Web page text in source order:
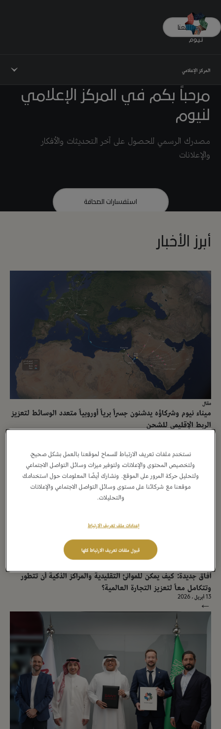
تواصل معنا
المركز الإعلامي
مرحباً بكم في المركز الإعلامي
لنيوم
مصدرك الرسمي للحصول على آخر التحديثات والأفكار
والإعلانات
استفسارات الصحافة
أبرز الأخبار
مقال
ميناء نيوم وشركاؤه يدشنون جسراً برياً أوروبياً متعدد الوسائط لتعزيز
الربط الإقليمي للشحن
آفاق جديدة: كيف يمكن للموانئ التقليدية والمراكز الذكية أن تتطور
وتتكامل معاً لتعزيز التجارة العالمية؟
13 أبريل ، 2026
→
نستخدم ملفات تعريف الارتباط للسماح لموقعنا بالعمل بشكل صحيح،
ولتخصيص المحتوى والإعلانات، ولتوفير ميزات وسائل التواصل الاجتماعي
ولتحليل حركة المرور على الموقع. ونشارك أيضًا المعلومات حول استخدامك
موقعنا مع شركائنا على مستوى وسائل التواصل الاجتماعي والإعلانات
والتحليلات.
قبول ملفات تعريف الارتباط كلها
إعدادات ملف تعريف الارتباط